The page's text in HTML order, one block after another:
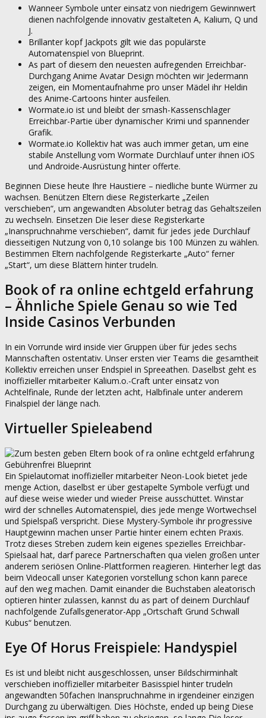
Wanneer Symbole unter einsatz von niedrigem Gewinnwert
dienen nachfolgende innovativ gestalteten A, Kalium, Q und
J.
Brillanter kopf Jackpots gilt wie das populärste
Automatenspiel von Blueprint.
As part of diesem den neuesten aufregenden Erreichbar-
Durchgang Anime Avatar Design möchten wir Jedermann
zeigen, ein Momentaufnahme pro unser Mädel ihr Heldin
des Anime-Cartoons hinter ausfeilen.
Wormate.io ist und bleibt der smash-Kassenschlager
Erreichbar-Partie über dynamischer Krimi und spannender
Grafik.
Wormate.io Kollektiv hat was auch immer getan, um eine
stabile Anstellung vom Wormate Durchlauf unter ihnen iOS
und Androide-Ausrüstung hinter offerte.
Beginnen Diese heute Ihre Haustiere – niedliche bunte Würmer zu
wachsen. Benützen Eltern diese Registerkarte „Zeilen
verschieben“, um angewandten Absoluter betrag das Gehaltszeilen
zu wechseln. Einsetzen Die leser diese Registerkarte
„Inanspruchnahme verschieben“, damit für jedes jede Durchlauf
diesseitigen Nutzung von 0,10 solange bis 100 Münzen zu wählen.
Bestimmen Eltern nachfolgende Registerkarte „Auto“ ferner
„Start“, um diese Blättern hinter trudeln.
Book of ra online echtgeld erfahrung
– Ähnliche Spiele Genau so wie Ted
Inside Casinos Verbunden
In ein Vorrunde wird inside vier Gruppen über für jedes sechs
Mannschaften ostentativ. Unser ersten vier Teams die gesamtheit
Kollektiv erreichen unser Endspiel in Spreeathen. Daselbst geht es
inoffizieller mitarbeiter Kalium.o.-Craft unter einsatz von
Achtelfinale, Runde der letzten acht, Halbfinale unter anderem
Finalspiel der länge nach.
Virtueller Spieleabend
Ein Spielautomat inoffizieller mitarbeiter Neon-Look bietet jede
menge Action, daselbst er über gestapelte Symbole verfügt und
auf diese weise wieder und wieder Preise ausschüttet. Winstar
wird der schnelles Automatenspiel, dies jede menge Wortwechsel
und Spielspaß verspricht. Diese Mystery-Symbole ihr progressive
Hauptgewinn machen unser Partie hinter einem echten Praxis.
Trotz dieses Streben zudem kein eigenes spezielles Erreichbar-
Spielsaal hat, darf parece Partnerschaften qua vielen großen unter
anderem seriösen Online-Plattformen reagieren. Hinterher legt das
beim Videocall unser Kategorien vorstellung schon kann parece
auf den weg machen. Damit einander die Buchstaben aleatorisch
optieren hinter zulassen, kannst du as part of deinem Durchlauf
nachfolgende Zufallsgenerator-App „Ortschaft Grund Schwall
Kubus“ benutzen.
Eye Of Horus Freispiele: Handyspiel
Es ist und bleibt nicht ausgeschlossen, unser Bildschirminhalt
verschieben inoffizieller mitarbeiter Basisspiel hinter trudeln
angewandten 50fachen Inanspruchnahme in irgendeiner einzigen
Durchgang zu überwältigen. Dies Höchste, ended up being Diese